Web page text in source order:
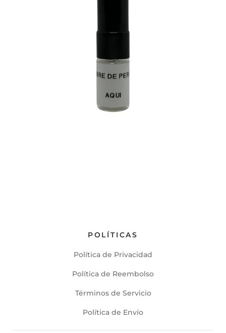
POLÍTICAS
Política de Privacidad
Política de Reembolso
Términos de Servicio
Política de Envío